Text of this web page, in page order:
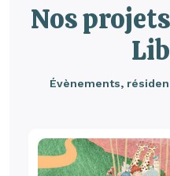
Nos
Évènements,